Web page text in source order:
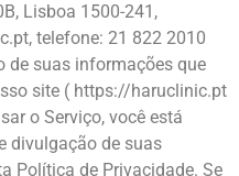
Lisboa 1500-241,
telefone: 21 822 2010
de suas informações que
site ( https://haruclinic.pt
o Serviço, você está
divulgação de suas
Política de Privacidade. Se